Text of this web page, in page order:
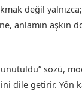
değil
anlamın aşkın
unutuldu” sözü,
dile getirir. Yön